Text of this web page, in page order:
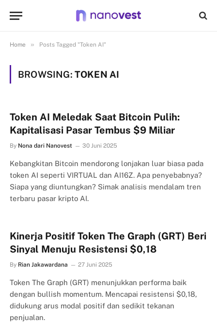
Home » Posts Tagged "Token AI"
BROWSING: TOKEN AI
Token AI Meledak Saat Bitcoin Pulih:
Kapitalisasi Pasar Tembus $9 Miliar
By Nona dari Nanovest 30 Juni 2025
Kebangkitan Bitcoin mendorong lonjakan luar biasa pada
token AI seperti VIRTUAL dan AI16Z. Apa penyebabnya?
Siapa yang diuntungkan? Simak analisis mendalam tren
terbaru pasar kripto AI.
Kinerja Positif Token The Graph (GRT) Beri
Sinyal Menuju Resistensi $0,18
By Rian Jakawardana 27 Juni 2025
Token The Graph (GRT) menunjukkan performa baik
dengan bullish momentum. Mencapai resistensi $0,18,
didukung arus modal positif dan sedikit tekanan
penjualan.